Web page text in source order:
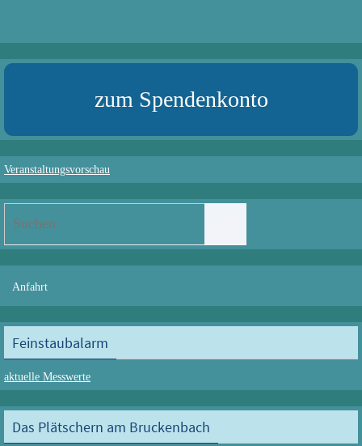
zum Spendenkonto
Veranstaltungsvorschau
Anfahrt
Feinstaubalarm
aktuelle Messwerte
Das Plätschern am Bruckenbach